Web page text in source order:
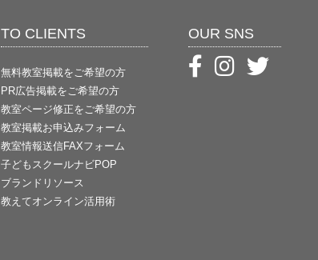
TO CLIENTS
無料教室掲載をご希望の方
PR広告掲載をご希望の方
教室ページ修正をご希望の方
教室掲載お申込みフォーム
教室情報送信FAXフォーム
子どもスクールナビPOP
ブランドリソース
教えてオンライン活用術
OUR SNS